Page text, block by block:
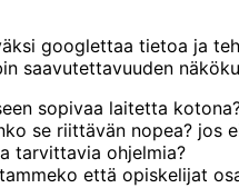
googlettaa tietoa ja
saavutettavuuden
sopivaa laitetta
se riittävän nopea? jos
tarvittavia ohjelmia?
että opiskelijat